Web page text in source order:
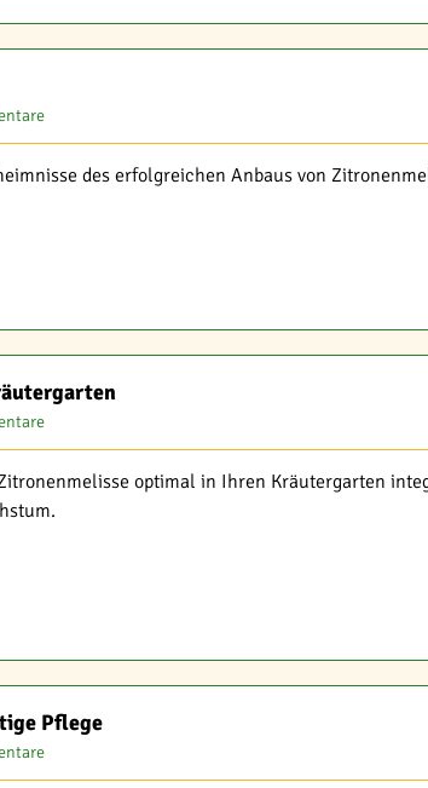
des erfolgreichen Anbaus von
optimal in Ihren Kräutergarten
Pflege